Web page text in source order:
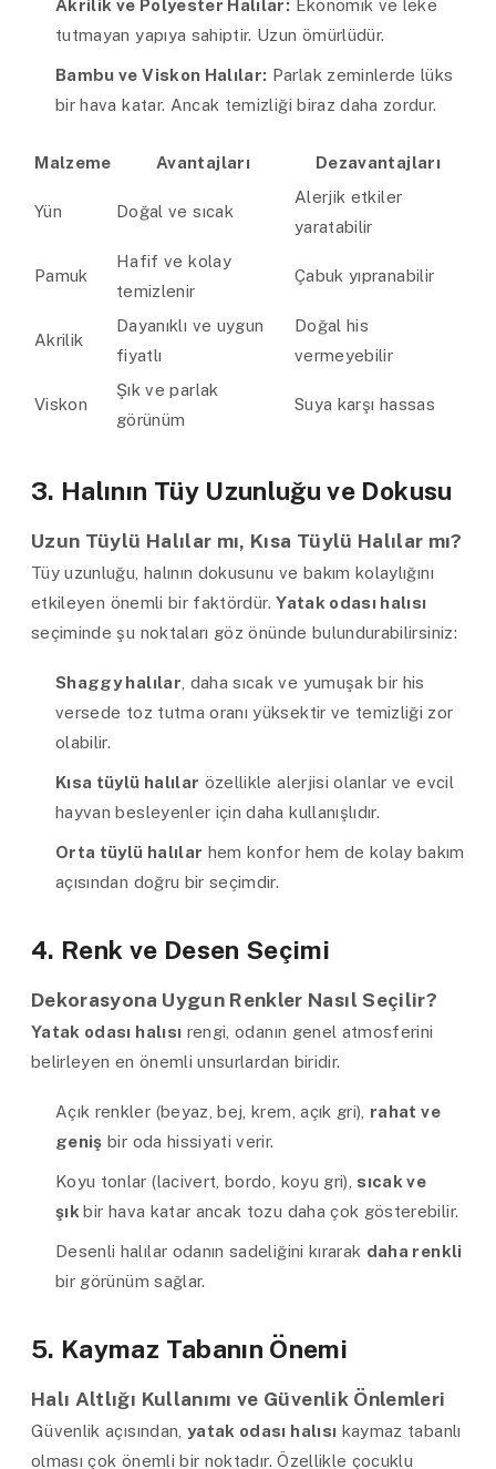
Akrilik ve Polyester Halılar: Ekonomik ve leke
tutmayan yapıya sahiptir. Uzun ömürlüdür.
Bambu ve Viskon Halılar: Parlak zeminlerde lüks
bir hava katar. Ancak temizliği biraz daha zordur.
Malzeme Avantajları Dezavantajları
Yün Doğal ve sıcak
Alerjik etkiler
yaratabilir
Pamuk
Hafif ve kolay
temizlenir
Çabuk yıpranabilir
Akrilik
Dayanıklı ve uygun
fiyatlı
Doğal his
vermeyebilir
Viskon
Şık ve parlak
görünüm
Suya karşı hassas
3. Halının Tüy Uzunluğu ve Dokusu
Uzun Tüylü Halılar mı, Kısa Tüylü Halılar mı?
Tüy uzunluğu, halının dokusunu ve bakım kolaylığını
etkileyen önemli bir faktördür.Yatak odası halısı
seçiminde şu noktaları göz önünde bulundurabilirsiniz:
Shaggy halılar , daha sıcak ve yumuşak bir his
versede toz tutma oranı yüksektir ve temizliği zor
olabilir.
Kısa tüylü halılar özellikle alerjisi olanlar ve evcil
hayvan besleyenler için daha kullanışlıdır.
Orta tüylü halılar hem konfor hem de kolay bakım
açısından doğru bir seçimdir.
4. Renk ve Desen Seçimi
Dekorasyona Uygun Renkler Nasıl Seçilir?
Yatak odası halısı rengi, odanın genel atmosferini
belirleyen en önemli unsurlardan biridir.
Açık renkler (beyaz, bej, krem, açık gri), rahat ve
geniş bir oda hissiyati verir.
Koyu tonlar (lacivert, bordo, koyu gri), sıcak ve
şıkbir hava katar ancak tozu daha çok gösterebilir.
Desenli halılar odanın sadeliğini kırarak daha renkli
bir görünüm sağlar.
5. Kaymaz Tabanın Önemi
Halı Altlığı Kullanımı ve Güvenlik Önlemleri
Güvenlik açısından, yatak odası halısı kaymaz tabanlı
olması çok önemli bir noktadır. Özellikle çocuklu